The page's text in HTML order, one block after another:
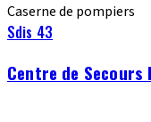
Caserne de pompiers
Sdis 43
Centre de Secours